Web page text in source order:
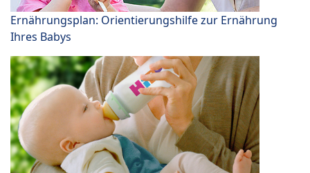
Ernährungsplan: Orientierungshilfe zur Ernährung
Ihres Babys